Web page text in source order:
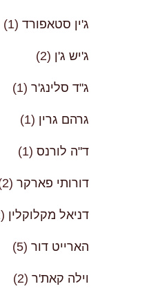
ג'ין סטאפורד (1)
ג'יש ג'ן (2)
ג"ד סלינג'ר (1)
גרהם גרין (1)
ד"ה לורנס (1)
דורותי פארקר (2)
דניאל מקלוקלין (2)
הארייט דור (5)
וילה קאת'ר (2)